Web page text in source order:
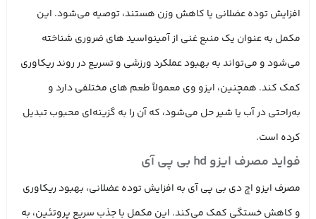
افزایش توده عضلانی یا کاهش وزن هستند، توصیه می‌شود. این
مکمل به‌ عنوان یک منبع غنی از آمینواسید های ضروری شناخته
می‌شود و می‌تواند به بهبود عملکرد ورزشی و تسریع در روند ریکاوری
کمک کند. همچنین، ایزو وی معمولاً طعم‌ های مختلفی دارد و
به‌راحتی در آب یا شیر حل می‌شود، که آن را به گزینه‌ای محبوب تبدیل
کرده است.
فواید مصرف ایزو hd بی پی آی
مصرف ایزو اچ دی بی پی آی به افزایش توده عضلانی، بهبود ریکاوری
و کاهش خستگی کمک می‌کند. این مکمل با جذب سریع پروتئین، به